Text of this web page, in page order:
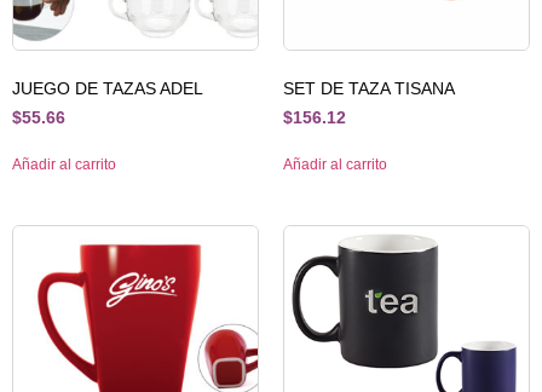
JUEGO DE TAZAS ADEL
$55.66
Añadir al carrito
SET DE TAZA TISANA
$156.12
Añadir al carrito